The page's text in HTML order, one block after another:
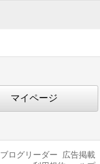
マイページ
ブログリーダー
広告掲載